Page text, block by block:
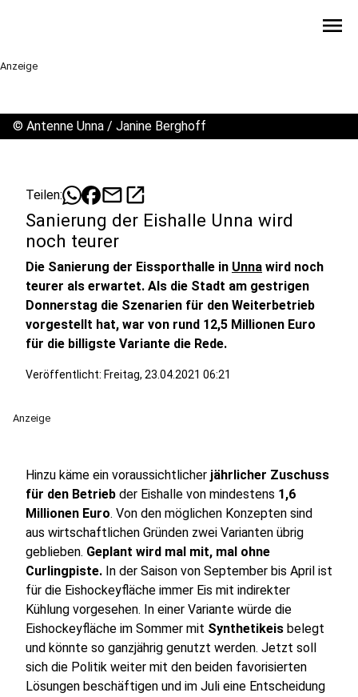
menu
Anzeige
© Antenne Unna / Janine Berghoff
Teilen: mailopen_in_new
Sanierung der Eishalle Unna wird
noch teurer
Die Sanierung der Eissporthalle in Unna wird noch
teurer als erwartet. Als die Stadt am gestrigen
Donnerstag die Szenarien für den Weiterbetrieb
vorgestellt hat, war von rund 12,5 Millionen Euro
für die billigste Variante die Rede.
Veröffentlicht: Freitag, 23.04.2021 06:21
Anzeige
Hinzu käme ein voraussichtlicher jährlicher Zuschuss
für den Betrieb der Eishalle von mindestens 1,6
Millionen Euro. Von den möglichen Konzepten sind
aus wirtschaftlichen Gründen zwei Varianten übrig
geblieben. Geplant wird mal mit, mal ohne
Curlingpiste. In der Saison von September bis April ist
für die Eishockeyfläche immer Eis mit indirekter
Kühlung vorgesehen. In einer Variante würde die
Eishockeyfläche im Sommer mit Synthetikeis belegt
und könnte so ganzjährig genutzt werden. Jetzt soll
sich die Politik weiter mit den beiden favorisierten
Lösungen beschäftigen und im Juli eine Entscheidung